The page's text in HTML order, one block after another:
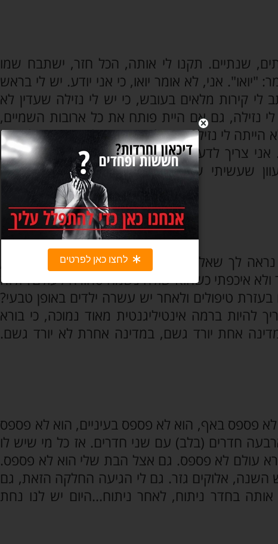
שנתיים. תקנו לי אותה, הכל חזר, ישתבח שמו
אני, לא אומר יואו, כי אני יודע. יש לי בראש
קירות מלאים בעובש, כי יש לי נזילה שעדין לא
נזילה, גם אם היית פותח את כל ארובות השמיים,
הייתה לי נזילה. כי אלוקים גזר שלא תהיה נזילה. זה
אני צריך לדעת להתמודד. לקחת, לתקן, לא לתקן,
שעשיתי שבגללו מגיעה לי הנזילה. זו הבעיה
לך שאלוקים שהביא אותך לעולם הוא כל כך,
ולא איכפתי כשהוא שולח נשמה טהורה לעולם? ולזה
בעזרת טיפולים ולאחר יש עשרה ילדים באופן טבעי?
להיות ברמה אינטיליגנטית מאוד נמוכה, כי בורא
אחת יורד גשם, במדינה אחרת לא יורד גשם.
לא פספס באף, הוא לא פספס בעיניים, הוא לא פספס
חדרים (בלב) עם שני חדרים. אז כל מי שיש לו
עולם לא פספס. גם אצל הבת שלי הוא לא פספס.
השנה, אלוקים גזר. גם לי הגיעה החלקה הזאת, גם
בחדר ניתוח, לאחר ניתוח...היום יש לנו נחת